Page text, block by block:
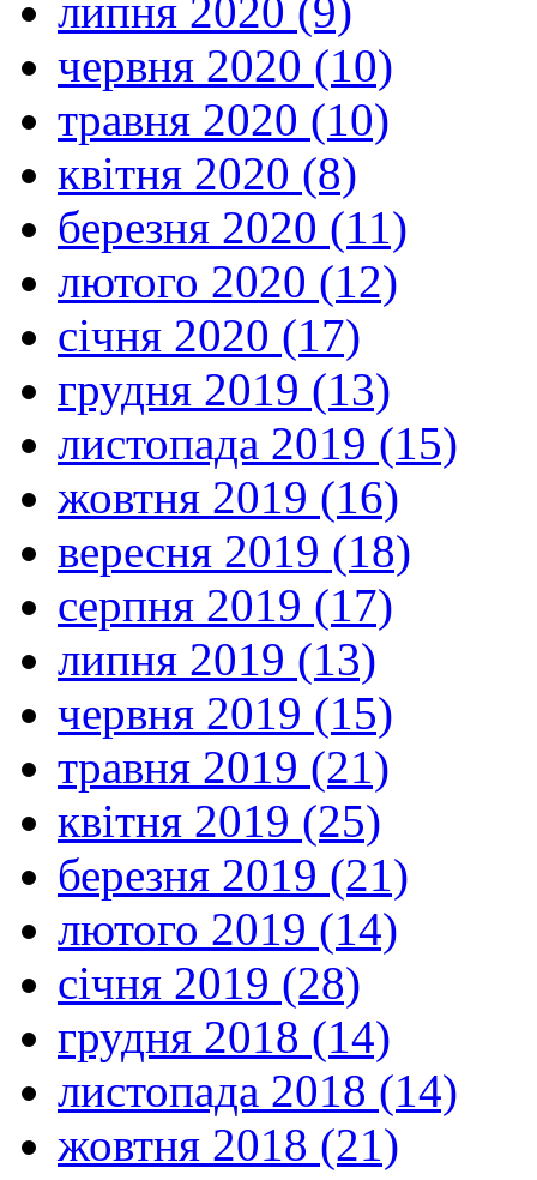
липня 2020 (9)
червня 2020 (10)
травня 2020 (10)
квітня 2020 (8)
березня 2020 (11)
лютого 2020 (12)
січня 2020 (17)
грудня 2019 (13)
листопада 2019 (15)
жовтня 2019 (16)
вересня 2019 (18)
серпня 2019 (17)
липня 2019 (13)
червня 2019 (15)
травня 2019 (21)
квітня 2019 (25)
березня 2019 (21)
лютого 2019 (14)
січня 2019 (28)
грудня 2018 (14)
листопада 2018 (14)
жовтня 2018 (21)